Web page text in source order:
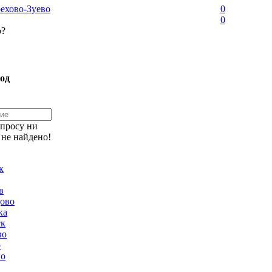
0
0
Зуево
ни
найдено!